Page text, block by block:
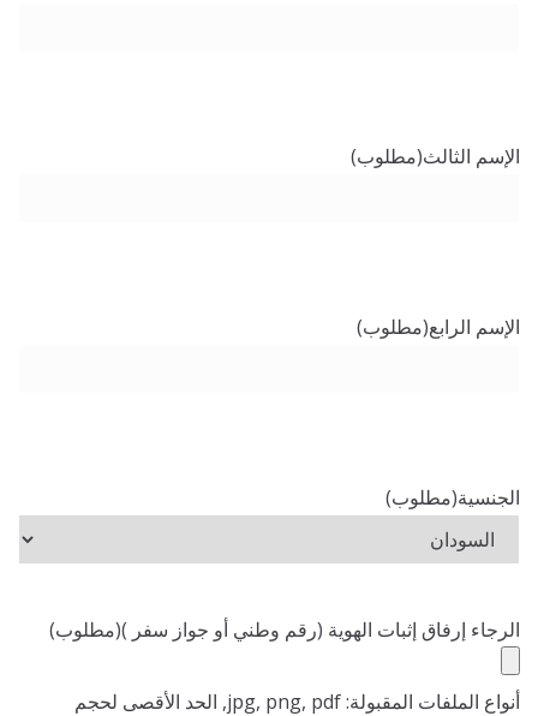
الإسم الثالث(مطلوب)
الإسم الرابع(مطلوب)
الجنسية(مطلوب)
الرجاء إرفاق إثبات الهوية (رقم وطني أو جواز سفر )(مطلوب)
أنواع الملفات المقبولة: jpg, png, pdf, الحد الأقصى لحجم